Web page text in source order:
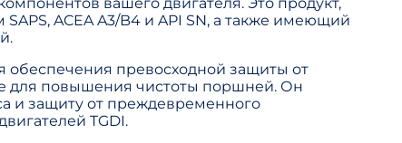
ACEA A3/B4 и API SN, а также имеющий
обеспечения превосходной защиты от
для повышения чистоты поршней. Он
и защиту от преждевременного
TGDI.